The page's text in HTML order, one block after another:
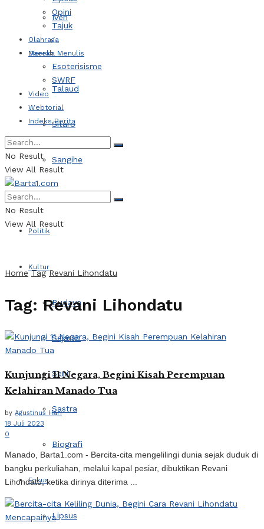
Iven
Daerah
Talaud
Sitaro
Sangihe
Politik
Kultur
Budaya
Sejarah
Seni
Sastra
Biografi
Fokus
Lipsus
Opini
Tajuk
Olahraga
Mereka Menulis
Esoterisisme
SWRF
Video
Webtorial
Indeks Berita
No Result
View All Result
No Result
View All Result
Home Tag Revani Lihondatu
Tag:Revani Lihondatu
Kunjungi 11 Negara, Begini Kisah Perempuan
Kelahiran Manado Tua
by Agustinus Hari
18 Juli 2023
0
Manado, Barta1.com - Bercita-cita mengelilingi dunia sejak duduk di
bangku perkuliahan, melalui kapal pesiar, dibuktikan Revani
Lihondatu, ketika dirinya diterima ...